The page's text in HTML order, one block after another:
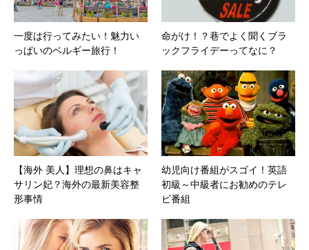
一度は行ってみたい！魅力い
っぱいのベルギー旅行！
命がけ！？巷でよく聞くブラ
ックフライデーってなに？
【海外 美人】理想の鼻はキャ
サリン妃？海外の最新美容整
形事情
幼児向け番組がスゴイ！英語
初級～中級者にお勧めのテレ
ビ番組